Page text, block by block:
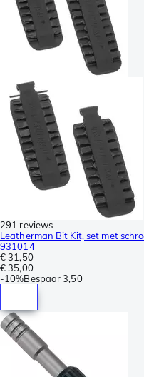
291 reviews
Leatherman Bit Kit, set met
931014
€ 31,50
€ 35,00
-10%Bespaar 3,50